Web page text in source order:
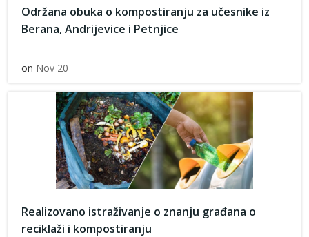
Održana obuka o kompostiranju za učesnike iz
Berana, Andrijevice i Petnjice
on Nov 20
Realizovano istraživanje o znanju građana o
reciklaži i kompostiranju